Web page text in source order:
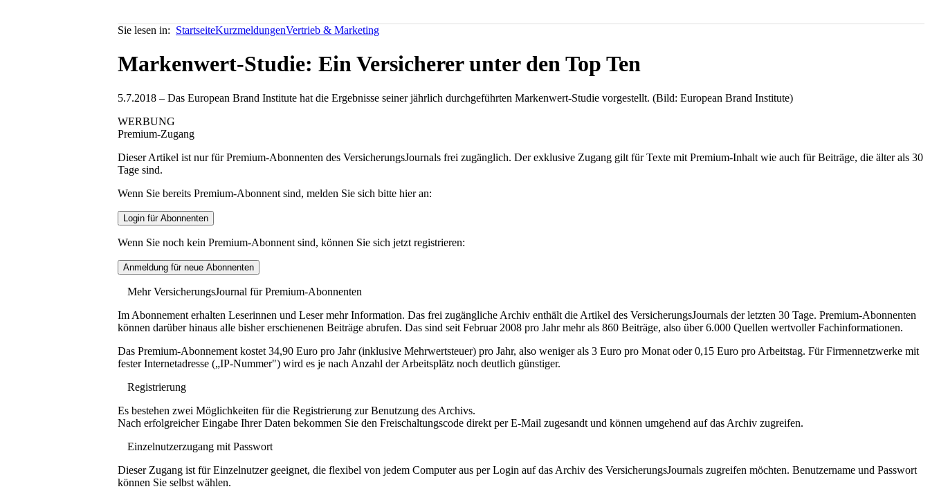
Sie lesen in: StartseiteKurzmeldungenVertrieb & Marketing
Markenwert-Studie: Ein Versicherer unter den Top Ten
5.7.2018 – Das European Brand Institute hat die Ergebnisse seiner jährlich durchgeführten Markenwert-Studie vorgestellt. (Bild: European Brand Institute)
WERBUNG
Premium-Zugang
Dieser Artikel ist nur für Premium-Abonnenten des VersicherungsJournals frei zugänglich. Der exklusive Zugang gilt für Texte mit Premium-Inhalt wie auch für Beiträge, die älter als 30
Tage sind.
Wenn Sie bereits Premium-Abonnent sind, melden Sie sich bitte hier an:
Wenn Sie noch kein Premium-Abonnent sind, können Sie sich jetzt registrieren:
Mehr VersicherungsJournal für Premium-Abonnenten
Im Abonnement erhalten Leserinnen und Leser mehr Information. Das frei zugängliche Archiv enthält die Artikel des VersicherungsJournals der letzten 30 Tage. Premium-Abonnenten
können darüber hinaus alle bisher erschienenen Beiträge abrufen. Das sind seit Februar 2008 pro Jahr mehr als 860 Beiträge, also über 6.000 Quellen wertvoller Fachinformationen.
Das Premium-Abonnement kostet 34,90 Euro pro Jahr (inklusive Mehrwertsteuer) pro Jahr, also weniger als 3 Euro pro Monat oder 0,15 Euro pro Arbeitstag. Für Firmennetzwerke mit
fester Internetadresse („IP-Nummer") wird es je nach Anzahl der Arbeitsplätz noch deutlich günstiger.
Registrierung
Es bestehen zwei Möglichkeiten für die Registrierung zur Benutzung des Archivs.
Nach erfolgreicher Eingabe Ihrer Daten bekommen Sie den Freischaltungscode direkt per E-Mail zugesandt und können umgehend auf das Archiv zugreifen.
Einzelnutzerzugang mit Passwort
Dieser Zugang ist für Einzelnutzer geeignet, die flexibel von jedem Computer aus per Login auf das Archiv des VersicherungsJournals zugreifen möchten. Benutzername und Passwort
können Sie selbst wählen.